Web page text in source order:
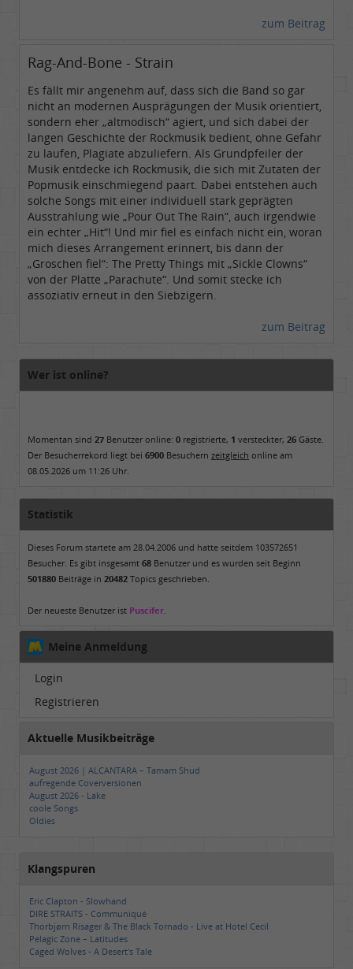
zum Beitrag
Rag-And-Bone - Strain
Es fällt mir angenehm auf, dass sich die Band so gar
nicht an modernen Ausprägungen der Musik orientiert,
sondern eher „altmodisch“ agiert, und sich dabei der
langen Geschichte der Rockmusik bedient, ohne Gefahr
zu laufen, Plagiate abzuliefern. Als Grundpfeiler der
Musik entdecke ich Rockmusik, die sich mit Zutaten der
Popmusik einschmiegend paart. Dabei entstehen auch
solche Songs mit einer individuell stark geprägten
Ausstrahlung wie „Pour Out The Rain“, auch irgendwie
ein echter „Hit“! Und mir fiel es einfach nicht ein, woran
mich dieses Arrangement erinnert, bis dann der
„Groschen fiel“: The Pretty Things mit „Sickle Clowns“
von der Platte „Parachute“. Und somit stecke ich
assoziativ erneut in den Siebzigern.
zum Beitrag
Wer ist online?
Momentan sind 27 Benutzer online: 0 registrierte, 1 versteckter, 26 Gäste.
Der Besucherrekord liegt bei 6900 Besuchern zeitgleich online am
08.05.2026 um 11:26 Uhr.
Statistik
Dieses Forum startete am 28.04.2006 und hatte seitdem 103572651
Besucher. Es gibt insgesamt 68 Benutzer und es wurden seit Beginn
501880 Beiträge in 20482 Topics geschrieben.
Der neueste Benutzer ist Puscifer.
Meine Anmeldung
Login
Registrieren
Aktuelle Musikbeiträge
August 2026 | ALCANTARA – Tamam Shud
aufregende Coverversionen
August 2026 - Lake
coole Songs
Oldies
Klangspuren
Eric Clapton - Slowhand
DIRE STRAITS - Communiqué
Thorbjørn Risager & The Black Tornado - Live at Hotel Cecil
Pelagic Zone – Latitudes
Caged Wolves - A Desert's Tale